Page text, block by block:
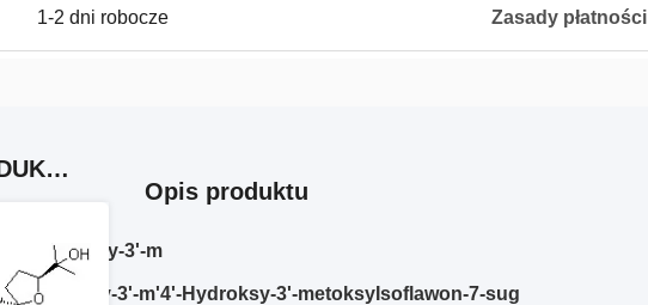
1-2 dni robocze Zasady płatności
ZAŁĄCZONE PRODUKTY
Opis produktu
-hydroksy-3'-m
4'-Hydroksy-3'-m'4'-Hydroksy-3'-metoksyIsoflawon-7-sug